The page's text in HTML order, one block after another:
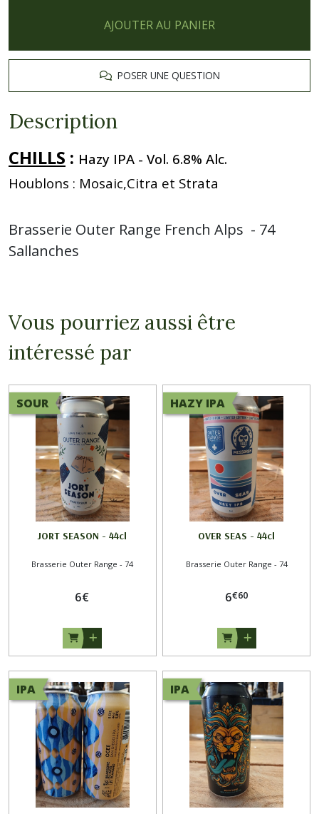
AJOUTER AU PANIER
POSER UNE QUESTION
Description
CHILLS : Hazy IPA - Vol. 6.8% Alc.
Houblons : Mosaic,Citra et Strata
Brasserie Outer Range French Alps - 74
Sallanches
Vous pourriez aussi être
intéressé par
SOUR
JORT SEASON - 44cl
Brasserie Outer Range - 74
6€
HAZY IPA
OVER SEAS - 44cl
Brasserie Outer Range - 74
6€60
IPA IPA